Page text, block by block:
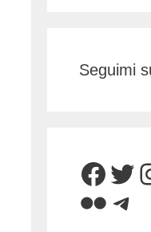
Seguimi
Flickr